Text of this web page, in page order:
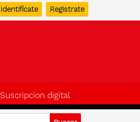
Identifícate Registrate
Suscripcion digital